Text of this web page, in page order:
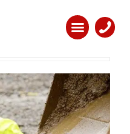
en 2018 ?